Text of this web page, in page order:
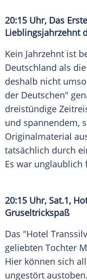
20:15 Uhr, Das
Lieblingsjahrzehnt
Kein Jahrzehnt ist
Deutschland als
deshalb nicht
der Deutschen"
dreistündige
und spannendem,
Originalmaterial
tatsächlich durch
Es war unglaublich
20:15 Uhr, Sat.1,
Gruseltrickspaß
Das "Hotel
geliebten Tochter
Hier können sich
ungestört